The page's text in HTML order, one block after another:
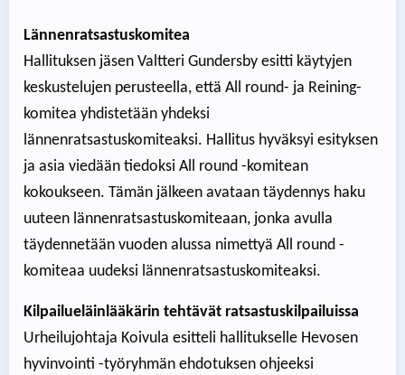
Lännenratsastuskomitea
Hallituksen jäsen Valtteri Gundersby esitti käytyjen
keskustelujen perusteella, että All round- ja Reining-
komitea yhdistetään yhdeksi
lännenratsastuskomiteaksi. Hallitus hyväksyi esityksen
ja asia viedään tiedoksi All round -komitean
kokoukseen. Tämän jälkeen avataan täydennys haku
uuteen lännenratsastuskomiteaan, jonka avulla
täydennetään vuoden alussa nimettyä All round -
komiteaa uudeksi lännenratsastuskomiteaksi.
Kilpailueläinlääkärin tehtävät ratsastuskilpailuissa
Urheilujohtaja Koivula esitteli hallitukselle Hevosen
hyvinvointi -työryhmän ehdotuksen ohjeeksi